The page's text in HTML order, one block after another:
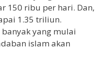
150 ribu per hari. Dan,
1.35 triliun.
yang mulai
islam akan